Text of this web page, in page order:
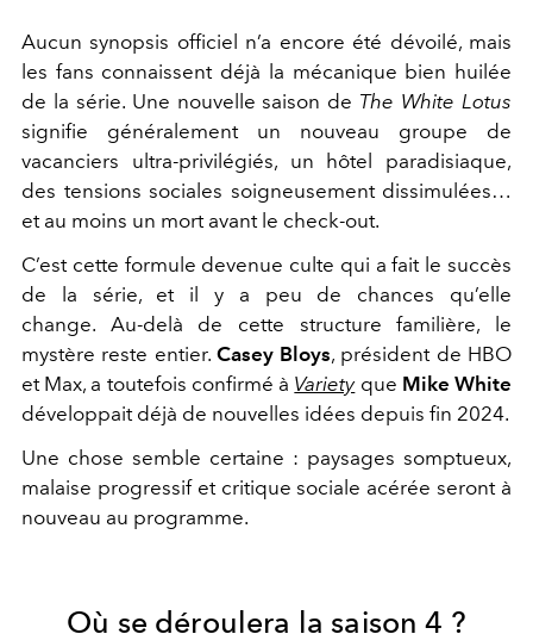
Aucun synopsis officiel n’a encore été dévoilé, mais
les fans connaissent déjà la mécanique bien huilée
de la série. Une nouvelle saison de The White Lotus
signifie généralement un nouveau groupe de
vacanciers ultra-privilégiés, un hôtel paradisiaque,
des tensions sociales soigneusement dissimulées…
et au moins un mort avant le check-out.
C’est cette formule devenue culte qui a fait le succès
de la série, et il y a peu de chances qu’elle
change. Au-delà de cette structure familière, le
mystère reste entier. Casey Bloys, président de HBO
et Max, a toutefois confirmé à Varietyque Mike White
développait déjà de nouvelles idées depuis fin 2024.
Une chose semble certaine : paysages somptueux,
malaise progressif et critique sociale acérée seront à
nouveau au programme.
Où se déroulera la saison 4 ?